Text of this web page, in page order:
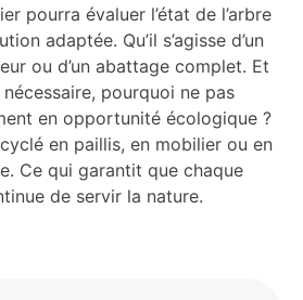
pourra évaluer l’état de l’arbre
adaptée. Qu’il s’agisse d’un
ou d’un abattage complet. Et
nécessaire, pourquoi ne pas
en opportunité écologique ?
en paillis, en mobilier ou en
Ce qui garantit que chaque
de servir la nature.